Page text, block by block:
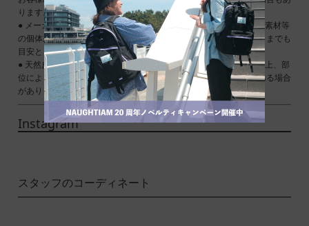
ります。あらかじめご了承ください。
● メーカーサイズ、もしくは実際に測った寸法となります。商品の素材等
の個体差により、若干サイズのばらつきがあります。サイズはあくまでも
目安としてお考えください。
● 天然皮革・素材を使用している商品によっては、天然素材の特性上、部
位により風合いやシミ・シワ感や焦げ、濃淡など多少の個体差がある場合
があります。あらかじめご了承ください。
Instagram
スタッフのコーディネート